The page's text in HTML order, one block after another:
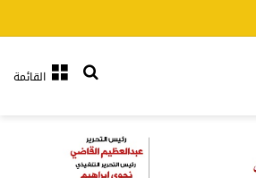
القائمةبحث عن